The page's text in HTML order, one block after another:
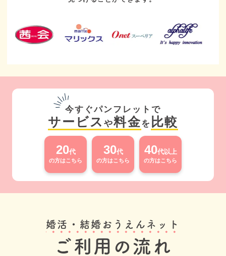
今すぐパンフレットで
サービスや料金を 比較
20代
の方はこちら
30代
の方はこちら
40代以上
の方はこちら
婚活・結婚おうえんネット
ご利用の流れ